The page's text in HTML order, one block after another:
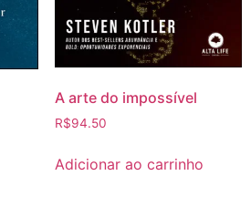
A arte do impossível
R$94.50
Adicionar ao carrinho